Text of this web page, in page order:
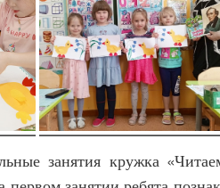
занятия кружка